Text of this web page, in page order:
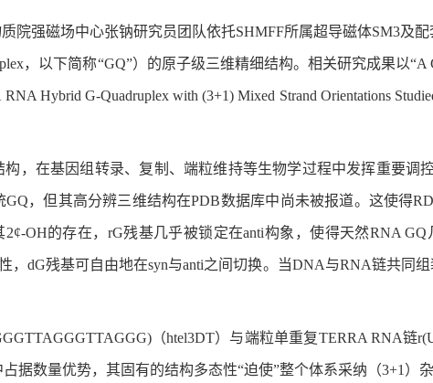
院强磁场中心张钠研究员团队依托SHMFF所属超导磁体SM3及
，以下简称“GQ”）的原子级三维精细结构。相关研究成果以“A
Hybrid G-Quadruplex with (3+1) Mixed Strand Orientations
，在基因组转录、复制、端粒维持等生物学过程中发挥重要调
，但其高分辨三维结构在PDB数据库中尚未被报道。这使得
OH的存在，rG残基几乎被锁定在anti构象，使得天然RNA
dG残基可自由地在syn与anti之间切换。当DNA与RNA链共同
（htel3DT）与端粒单重复TERRA RNA链
据数量优势，其固有的结构多态性“迫使”整个体系采纳（3+1）